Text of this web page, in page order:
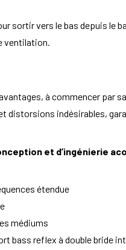
sortir vers le bas depuis le
ventilation.
à commencer par
indésirables,
et d’ingénierie
étendue
médiums
bass reflex à double bride